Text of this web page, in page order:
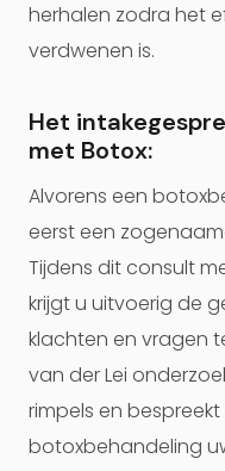
herhalen zodra het
verdwenen is.
Het
met Botox:
Alvorens een
eerst een
Tijdens dit consult
krijgt u uitvoerig de
klachten en vragen
van der Lei
rimpels en
botoxbehandeling